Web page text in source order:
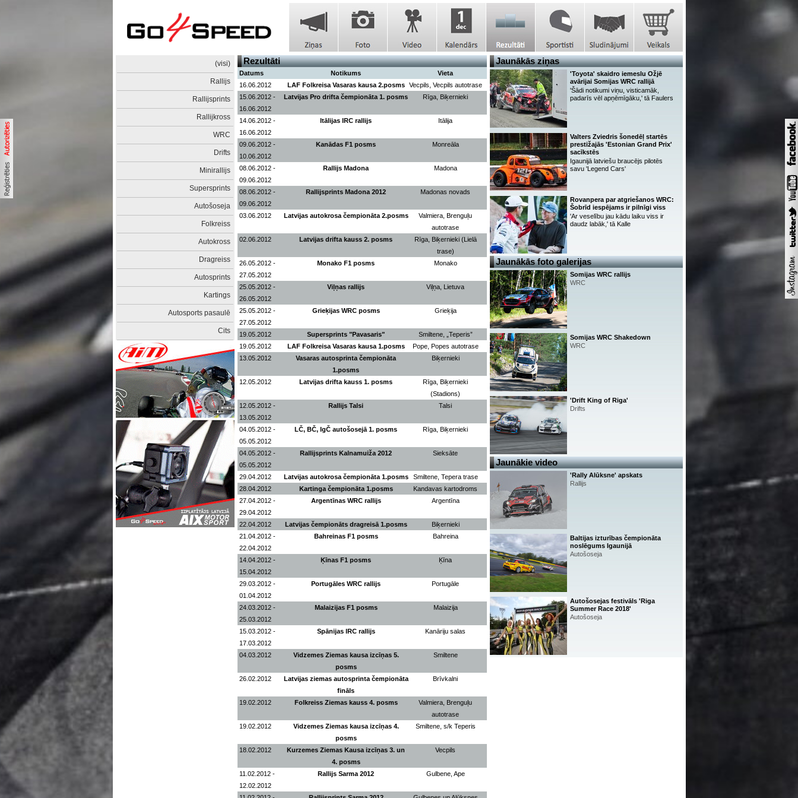
(visi)
Rallijs
Rallijsprints
Rallijkross
WRC
Drifts
Minirallijs
Supersprints
Autošoseja
Folkreiss
Autokross
Dragreiss
Autosprints
Kartings
Autosports pasaulē
Cits
Rezultāti
Datums Notikums
Vieta
16.06.2012
LAF Folkreisa Vasaras kausa 2.posms
Vecpils, Vecpils autotrase
15.06.2012 -
16.06.2012
Latvijas Pro drifta čempionāta 1. posms Rīga, Biķernieki
14.06.2012 -
16.06.2012
Itālijas IRC rallijs Itālija
09.06.2012 -
10.06.2012
Kanādas F1 posms Monreāla
08.06.2012 -
09.06.2012
Rallijs Madona Madona
08.06.2012 -
09.06.2012
Rallijsprints Madona 2012 Madonas novads
03.06.2012 Latvijas autokrosa čempionāta 2.posms
Valmiera, Brenguļu
autotrase
02.06.2012
Latvijas drifta kauss 2. posms
Rīga, Biķernieki (Lielā
trase)
26.05.2012 -
27.05.2012
Monako F1 posms Monako
25.05.2012 -
26.05.2012
Viļņas rallijs Viļņa, Lietuva
25.05.2012 -
27.05.2012
Grieķijas WRC posms Grieķija
19.05.2012 Supersprints "Pavasaris"
Smiltene, „Teperis”
19.05.2012
LAF Folkreisa Vasaras kausa 1.posms
Pope, Popes autotrase
13.05.2012
Vasaras autosprinta čempionāta
1.posms
Biķernieki
12.05.2012 Latvijas drifta kauss 1. posms
Rīga, Biķernieki
(Stadions)
12.05.2012 -
13.05.2012
Rallijs Talsi Talsi
04.05.2012 -
05.05.2012
LČ, BČ, IgČ autošosejā 1. posms Rīga, Biķernieki
04.05.2012 -
05.05.2012
Rallijsprints Kalnamuiža 2012 Sieksāte
29.04.2012 Latvijas autokrosa čempionāta 1.posms
Smiltene, Tepera trase
28.04.2012
Kartinga čempionāta 1.posms
Kandavas kartodroms
27.04.2012 -
29.04.2012
Argentīnas WRC rallijs Argentīna
22.04.2012 Latvijas čempionāts dragreisā 1.posms
Biķernieki
21.04.2012 -
22.04.2012
Bahreinas F1 posms Bahreina
14.04.2012 -
15.04.2012
Ķīnas F1 posms Ķīna
29.03.2012 -
01.04.2012
Portugāles WRC rallijs Portugāle
24.03.2012 -
25.03.2012
Malaizijas F1 posms Malaizija
15.03.2012 -
17.03.2012
Spānijas IRC rallijs Kanāriju salas
04.03.2012
Vidzemes Ziemas kausa izcīņas 5.
posms
Smiltene
26.02.2012
Latvijas ziemas autosprinta čempionāta
fināls
Brīvkalni
19.02.2012 Folkreiss Ziemas kauss 4. posms
Valmiera, Brenguļu
autotrase
19.02.2012
Vidzemes Ziemas kausa izcīņas 4.
posms
Smiltene, s/k Teperis
18.02.2012
Kurzemes Ziemas Kausa izcīņas 3. un
4. posms
Vecpils
11.02.2012 -
12.02.2012
Rallijs Sarma 2012 Gulbene, Ape
Jaunākās ziņas
'Toyota' skaidro iemeslu Ožjē
avārijai Somijas WRC rallijā
'Šādi notikumi viņu, visticamāk,
padarīs vēl apņēmīgāku,' tā Faulers
Valters Zviedris šonedēļ startēs
prestižajās 'Estonian Grand Prix'
sacīkstēs
Igaunijā latviešu braucējs pilotēs
savu 'Legend Cars'
Rovanpera par atgriešanos WRC:
Šobrīd iespējams ir pilnīgi viss
'Ar veselību jau kādu laiku viss ir
daudz labāk,' tā Kalle
Jaunākās foto galerijas
Somijas WRC rallijs
WRC
Somijas WRC Shakedown
WRC
'Drift King of Riga'
Drifts
Jaunākie video
'Rally Alūksne' apskats
Rallijs
Baltijas izturības čempionāta
noslēgums Igaunijā
Autošoseja
Autošosejas festivāls 'Riga
Summer Race 2018'
Autošoseja